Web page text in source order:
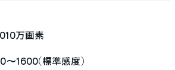
万画素
～1600（標準感度）